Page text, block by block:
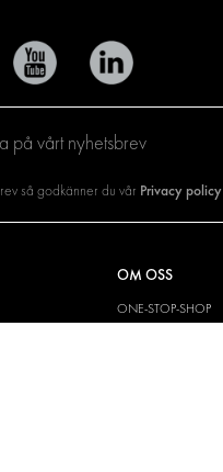
på vårt nyhetsbrev
så godkänner du vår Privacy policy
OM OSS
ONE-STOP-SHOP